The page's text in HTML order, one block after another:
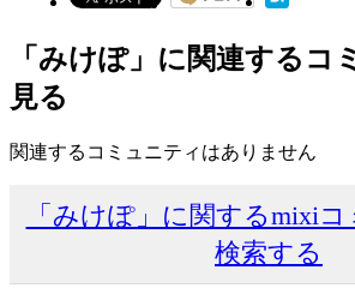
「みけぽ」に関連するコ
見る
関連するコミュニティはありません
「みけぽ」に関するmixi
検索する